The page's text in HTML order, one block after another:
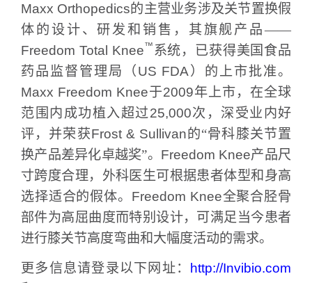
Maxx Orthopedics的主营业务涉及关节置换假
体的设计、研发和销售，其旗舰产品——
Freedom Total Knee™ 系统，已获得美国食品
药品监督管理局（ US FDA ）的上市批准。
Maxx Freedom Knee于2009年上市，在全球
范围内成功植入超过25,000次，深受业内好
评，并荣获Frost & Sullivan的“骨科膝关节置
换产品差异化卓越奖”。 Freedom Knee产品尺
寸跨度合理，外科医生可根据患者体型和身高
选择适合的假体。 Freedom Knee全聚合胫骨
部件为高屈曲度而特别设计，可满足当今患者
进行膝关节高度弯曲和大幅度活动的需求。
更多信息请登录以下网址：
http://Invibio.com